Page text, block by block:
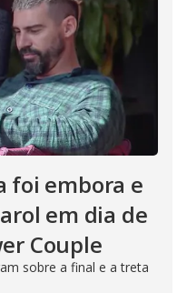
foi embora e
em dia de
Couple
sobre a final e a treta